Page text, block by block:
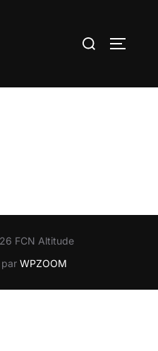
Rechercher :
FCN Altitude
par WPZOOM